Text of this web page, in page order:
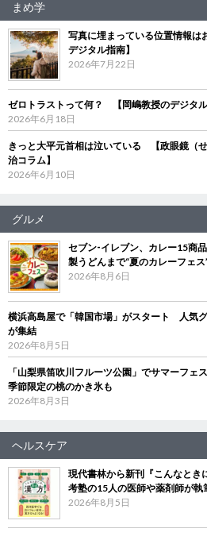
まめ学
写真に埋まっている位置情報
デジタル指南】
2026年7月22日
ゼロトラストって何？ 【岡嶋教授のデジタル
2026年6月18日
きっと大平元首相は泣いている 【政眼鏡（
治コラム】
2026年6月10日
グルメ
セブン‐イレブン、カレー15商
製うどんまで“夏のカレーフェス
2026年8月6日
横浜高島屋で「韓国市場」がスタート 人気
が集結
2026年8月5日
「山梨県笛吹川フルーツ公園」でサマーフェ
季節限定の桃のかき氷も
2026年8月3日
ヘルスケア
現代書林から新刊『こんなと
考塾の15人の医師や薬剤師が執
2026年8月5日